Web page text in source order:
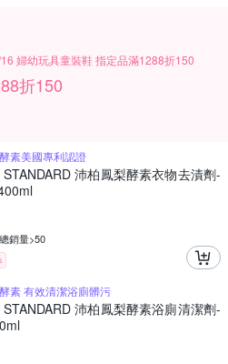
婦幼玩具童裝鞋 指定品滿1288折150
折150
素美國專利認證
STANDARD 沛柏鳳梨酵素衣物去漬劑-
總銷量>50
素 有效清潔浴廁髒污
STANDARD 沛柏鳳梨酵素浴廁清潔劑-